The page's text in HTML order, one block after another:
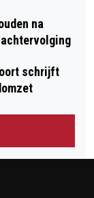
na
schrijft